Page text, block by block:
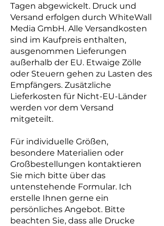
Tagen abgewickelt. Druck und
Versand erfolgen durch WhiteWall
Media GmbH. Alle Versandkosten
sind im Kaufpreis enthalten,
ausgenommen Lieferungen
außerhalb der EU. Etwaige Zölle
oder Steuern gehen zu Lasten des
Empfängers. Zusätzliche
Lieferkosten für Nicht-EU-Länder
werden vor dem Versand
mitgeteilt.
Für individuelle Größen,
besondere Materialien oder
Großbestellungen kontaktieren
Sie mich bitte über das
untenstehende Formular. Ich
erstelle Ihnen gerne ein
persönliches Angebot. Bitte
beachten Sie, dass alle Drucke